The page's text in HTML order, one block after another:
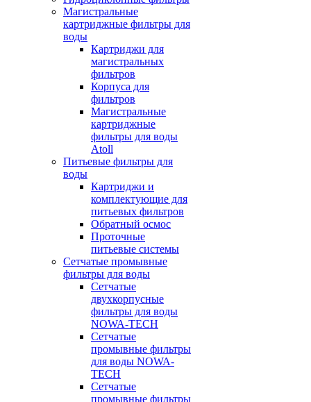
Магистральные
картриджные фильтры для
воды
Картриджи для
магистральных
фильтров
Корпуса для
фильтров
Магистральные
картриджные
фильтры для воды
Atoll
Питьевые фильтры для
воды
Картриджи и
комплектующие для
питьевых фильтров
Обратный осмос
Проточные
питьевые системы
Сетчатые промывные
фильтры для воды
Сетчатые
двухкорпусные
фильтры для воды
NOWA-TECH
Сетчатые
промывные фильтры
для воды NOWA-
TECH
Сетчатые
промывные фильтры